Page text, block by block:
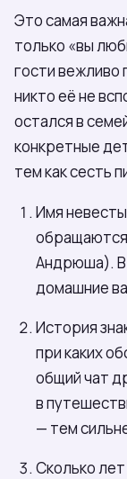
Это самая
только «вы
гости вежливо
никто её не
остался в
конкретные
тем как сесть
Имя
Андрюша). В
домашние
История
при каких
общий чат
в
— тем
Сколько